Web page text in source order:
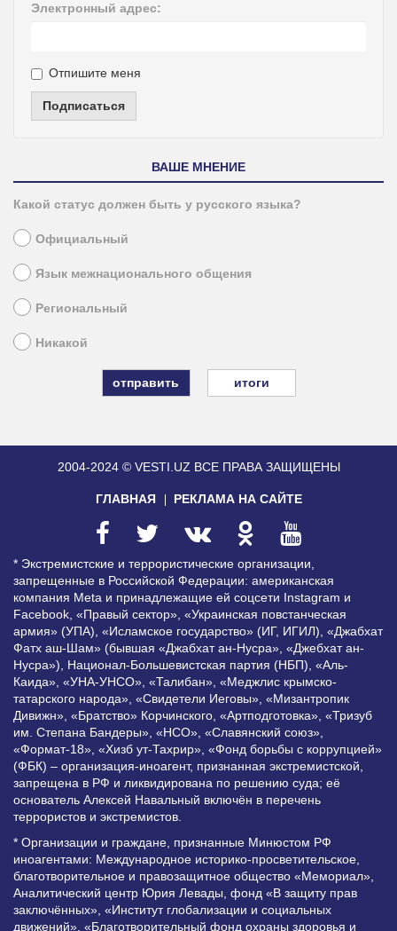
Электронный адрес:
Отпишите меня
Подписаться
ВАШЕ МНЕНИЕ
Какой статус должен быть у русского языка?
Официальный
Язык межнационального общения
Региональный
Никакой
итоги
2004-2024 © VESTI.UZ ВСЕ ПРАВА ЗАЩИЩЕНЫ
ГЛАВНАЯ РЕКЛАМА НА САЙТЕ
* Экстремистские и террористические организации,
запрещенные в Российской Федерации: американская
компания Meta и принадлежащие ей соцсети Instagram и
Facebook, «Правый сектор», «Украинская повстанческая
армия» (УПА), «Исламское государство» (ИГ, ИГИЛ), «Джабхат
Фатх аш-Шам» (бывшая «Джабхат ан-Нусра», «Джебхат ан-
Нусра»), Национал-Большевистская партия (НБП), «Аль-
Каида», «УНА-УНСО», «Талибан», «Меджлис крымско-
татарского народа», «Свидетели Иеговы», «Мизантропик
Дивижн», «Братство» Корчинского, «Артподготовка», «Тризуб
им. Степана Бандеры», «НСО», «Славянский союз»,
«Формат-18», «Хизб ут-Тахрир», «Фонд борьбы с коррупцией»
(ФБК) – организация-иноагент, признанная экстремистской,
запрещена в РФ и ликвидирована по решению суда; её
основатель Алексей Навальный включён в перечень
террористов и экстремистов.
* Организации и граждане, признанные Минюстом РФ
иноагентами: Международное историко-просветительское,
благотворительное и правозащитное общество «Мемориал»,
Аналитический центр Юрия Левады, фонд «В защиту прав
заключённых», «Институт глобализации и социальных
движений», «Благотворительный фонд охраны здоровья и